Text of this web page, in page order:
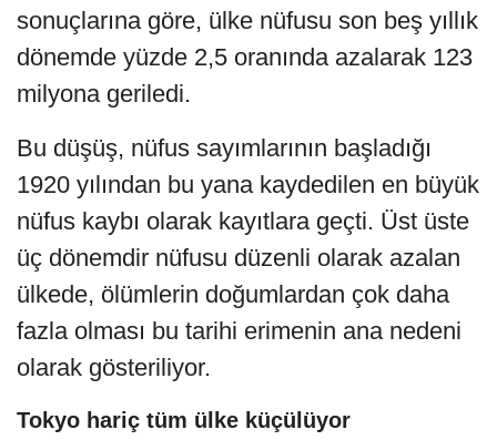
sonuçlarına göre, ülke nüfusu son beş yıllık
dönemde yüzde 2,5 oranında azalarak 123
milyona geriledi.
Bu düşüş, nüfus sayımlarının başladığı
1920 yılından bu yana kaydedilen en büyük
nüfus kaybı olarak kayıtlara geçti. Üst üste
üç dönemdir nüfusu düzenli olarak azalan
ülkede, ölümlerin doğumlardan çok daha
fazla olması bu tarihi erimenin ana nedeni
olarak gösteriliyor.
Tokyo hariç tüm ülke küçülüyor